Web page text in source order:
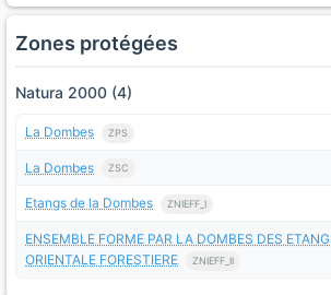
Zones protégées
Natura 2000 (4)
La Dombes ZPS
La Dombes ZSC
Etangs de la Dombes ZNIEFF_I
ENSEMBLE FORME PAR LA DOMBES DES
ORIENTALE FORESTIERE
ZNIEFF_II